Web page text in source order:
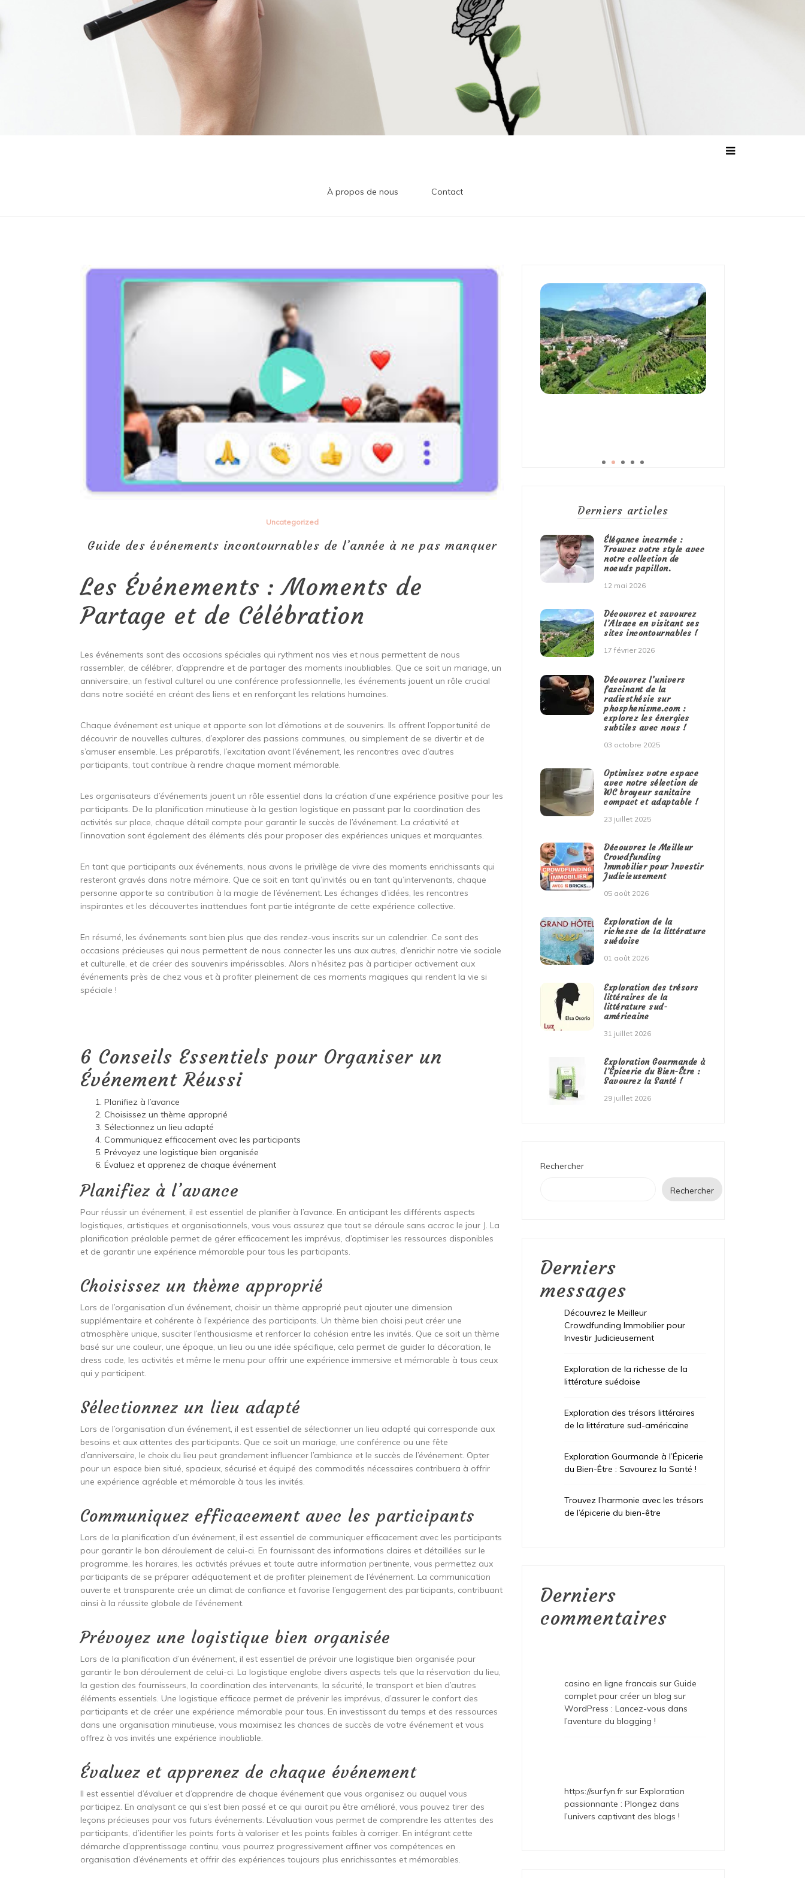
À propos de nous Contact
Uncategorized
Guide des événements incontournables de l’année à ne pas manquer
Les Événements : Moments de
Partage et de Célébration
Les événements sont des occasions spéciales qui rythment nos vies et nous permettent de nous
rassembler, de célébrer, d’apprendre et de partager des moments inoubliables. Que ce soit un mariage, un
anniversaire, un festival culturel ou une conférence professionnelle, les événements jouent un rôle crucial
dans notre société en créant des liens et en renforçant les relations humaines.
Chaque événement est unique et apporte son lot d’émotions et de souvenirs. Ils offrent l’opportunité de
découvrir de nouvelles cultures, d’explorer des passions communes, ou simplement de se divertir et de
s’amuser ensemble. Les préparatifs, l’excitation avant l’événement, les rencontres avec d’autres
participants, tout contribue à rendre chaque moment mémorable.
Les organisateurs d’événements jouent un rôle essentiel dans la création d’une expérience positive pour les
participants. De la planification minutieuse à la gestion logistique en passant par la coordination des
activités sur place, chaque détail compte pour garantir le succès de l’événement. La créativité et
l’innovation sont également des éléments clés pour proposer des expériences uniques et marquantes.
En tant que participants aux événements, nous avons le privilège de vivre des moments enrichissants qui
resteront gravés dans notre mémoire. Que ce soit en tant qu’invités ou en tant qu’intervenants, chaque
personne apporte sa contribution à la magie de l’événement. Les échanges d’idées, les rencontres
inspirantes et les découvertes inattendues font partie intégrante de cette expérience collective.
En résumé, les événements sont bien plus que des rendez-vous inscrits sur un calendrier. Ce sont des
occasions précieuses qui nous permettent de nous connecter les uns aux autres, d’enrichir notre vie sociale
et culturelle, et de créer des souvenirs impérissables. Alors n’hésitez pas à participer activement aux
événements près de chez vous et à profiter pleinement de ces moments magiques qui rendent la vie si
spéciale !
6 Conseils Essentiels pour Organiser un
Événement Réussi
Planifiez à l’avance
Choisissez un thème approprié
Sélectionnez un lieu adapté
Communiquez efficacement avec les participants
Prévoyez une logistique bien organisée
Évaluez et apprenez de chaque événement
Planifiez à l’avance
Pour réussir un événement, il est essentiel de planifier à l’avance. En anticipant les différents aspects
logistiques, artistiques et organisationnels, vous vous assurez que tout se déroule sans accroc le jour J. La
planification préalable permet de gérer efficacement les imprévus, d’optimiser les ressources disponibles
et de garantir une expérience mémorable pour tous les participants.
Choisissez un thème approprié
Lors de l’organisation d’un événement, choisir un thème approprié peut ajouter une dimension
supplémentaire et cohérente à l’expérience des participants. Un thème bien choisi peut créer une
atmosphère unique, susciter l’enthousiasme et renforcer la cohésion entre les invités. Que ce soit un thème
basé sur une couleur, une époque, un lieu ou une idée spécifique, cela permet de guider la décoration, le
dress code, les activités et même le menu pour offrir une expérience immersive et mémorable à tous ceux
qui y participent.
Sélectionnez un lieu adapté
Lors de l’organisation d’un événement, il est essentiel de sélectionner un lieu adapté qui corresponde aux
besoins et aux attentes des participants. Que ce soit un mariage, une conférence ou une fête
d’anniversaire, le choix du lieu peut grandement influencer l’ambiance et le succès de l’événement. Opter
pour un espace bien situé, spacieux, sécurisé et équipé des commodités nécessaires contribuera à offrir
une expérience agréable et mémorable à tous les invités.
Communiquez efficacement avec les participants
Lors de la planification d’un événement, il est essentiel de communiquer efficacement avec les participants
pour garantir le bon déroulement de celui-ci. En fournissant des informations claires et détaillées sur le
programme, les horaires, les activités prévues et toute autre information pertinente, vous permettez aux
participants de se préparer adéquatement et de profiter pleinement de l’événement. La communication
ouverte et transparente crée un climat de confiance et favorise l’engagement des participants, contribuant
ainsi à la réussite globale de l’événement.
Prévoyez une logistique bien organisée
Lors de la planification d’un événement, il est essentiel de prévoir une logistique bien organisée pour
garantir le bon déroulement de celui-ci. La logistique englobe divers aspects tels que la réservation du lieu,
la gestion des fournisseurs, la coordination des intervenants, la sécurité, le transport et bien d’autres
éléments essentiels. Une logistique efficace permet de prévenir les imprévus, d’assurer le confort des
participants et de créer une expérience mémorable pour tous. En investissant du temps et des ressources
dans une organisation minutieuse, vous maximisez les chances de succès de votre événement et vous
offrez à vos invités une expérience inoubliable.
Évaluez et apprenez de chaque événement
Il est essentiel d’évaluer et d’apprendre de chaque événement que vous organisez ou auquel vous
participez. En analysant ce qui s’est bien passé et ce qui aurait pu être amélioré, vous pouvez tirer des
leçons précieuses pour vos futurs événements. L’évaluation vous permet de comprendre les attentes des
participants, d’identifier les points forts à valoriser et les points faibles à corriger. En intégrant cette
démarche d’apprentissage continu, vous pourrez progressivement affiner vos compétences en
organisation d’événements et offrir des expériences toujours plus enrichissantes et mémorables.
Derniers articles
Élégance incarnée :
Trouvez votre style avec
notre collection de
noeuds papillon.
12 mai 2026
Découvrez et savourez
l’Alsace en visitant ses
sites incontournables !
17 février 2026
Découvrez l’univers
fascinant de la
radiesthésie sur
phosphenisme.com :
explorez les énergies
subtiles avec nous !
03 octobre 2025
Optimisez votre espace
avec notre sélection de
WC broyeur sanitaire
compact et adaptable !
23 juillet 2025
Découvrez le Meilleur
Crowdfunding
Immobilier pour Investir
Judicieusement
05 août 2026
Exploration de la
richesse de la littérature
suédoise
01 août 2026
Exploration des trésors
littéraires de la
littérature sud-
américaine
31 juillet 2026
Exploration Gourmande à
l’Épicerie du Bien-Être :
Savourez la Santé !
29 juillet 2026
Rechercher
Rechercher
Derniers
messages
Découvrez le Meilleur
Crowdfunding Immobilier pour
Investir Judicieusement
Exploration de la richesse de la
littérature suédoise
Exploration des trésors littéraires
de la littérature sud-américaine
Exploration Gourmande à l’Épicerie
du Bien-Être : Savourez la Santé !
Trouvez l’harmonie avec les trésors
de l’épicerie du bien-être
Derniers
commentaires
casino en ligne francais sur Guide
complet pour créer un blog sur
WordPress : Lancez-vous dans
l’aventure du blogging !
https://surfyn.fr surExploration
passionnante : Plongez dans
l’univers captivant des blogs !